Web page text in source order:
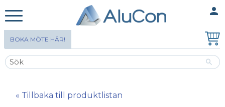
person
BOKA MÖTE HÄR!
« Tillbaka till produktlistan